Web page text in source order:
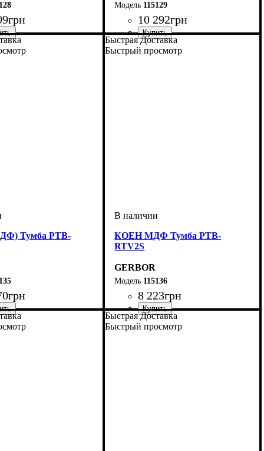
грн
: 950
: 420,5-750,5
: 205,5
115129
10 292грн
ширина, мм: 1450
высота, мм: 420,5-750,5
глубина, мм: 205,5
Тумба РТВ-
грн
: 1003,5
: 440,5
: 560,5
Быстрая Доставка
Быстрый просмотр
КОЕН МДФ Тумба РТВ-
RTV2S
GERBOR
115136
8 223грн
ширина, мм: 1500
высота, мм: 330
глубина, мм: 560,5
Быстрая Доставка
Быстрый просмотр